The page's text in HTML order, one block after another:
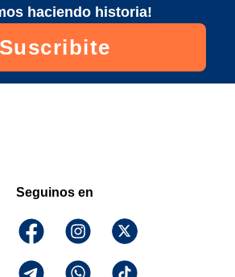
haciendo historia!
Suscribite
Seguinos en